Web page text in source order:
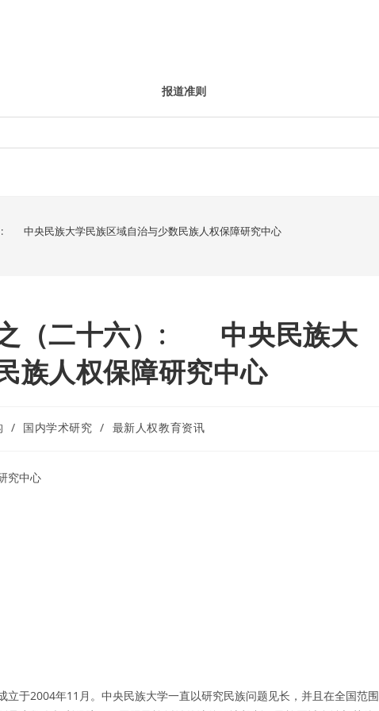
报道准则
: 中央民族大学民族区域自治与少数民族人权保障研究中心
之（二十六）: 中央民族大
族人权保障研究中心
/ 国内学术研究 / 最新人权教育资讯
究中心
于2004年11月。中央民族大学一直以研究民族问题见长，并且在全国范围